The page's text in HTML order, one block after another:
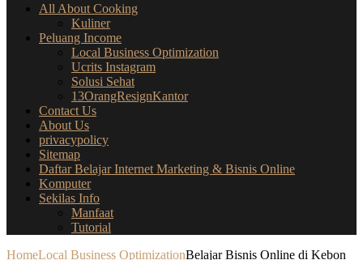
All About Cooking
Kuliner
Peluang Income
Local Business Optimization
Ucrits Instagram
Solusi Sehat
13OrangResignKantor
Contact Us
About Us
privacypolicy
Sitemap
Daftar Belajar Internet Marketing & Bisnis Online
Komputer
Sekilas Info
Manfaat
Tutorial
HomeLocal Business OptimizationBelajar Bisnis Online di Kebon